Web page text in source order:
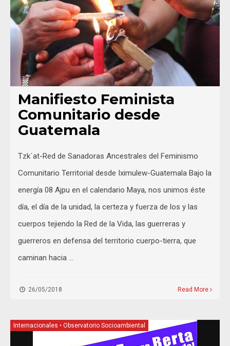
Manifiesto Feminista
Comunitario desde
Guatemala
Tzk´at-Red de Sanadoras Ancestrales del Feminismo
Comunitario Territorial desde Iximulew-Guatemala Bajo la
energía 08 Ajpu en el calendario Maya, nos unimos éste
día, el día de la unidad, la certeza y fuerza de los y las
cuerpos tejiendo la Red de la Vida, las guerreras y
guerreros en defensa del territorio cuerpo-tierra, que
caminan hacia …
26/05/2018 Read More
Internacionales • Observatorio Socioambiental